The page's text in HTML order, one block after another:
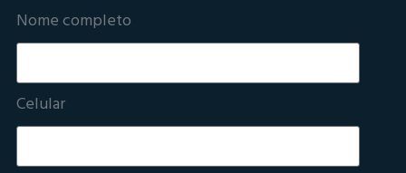
Nome completo
Celular